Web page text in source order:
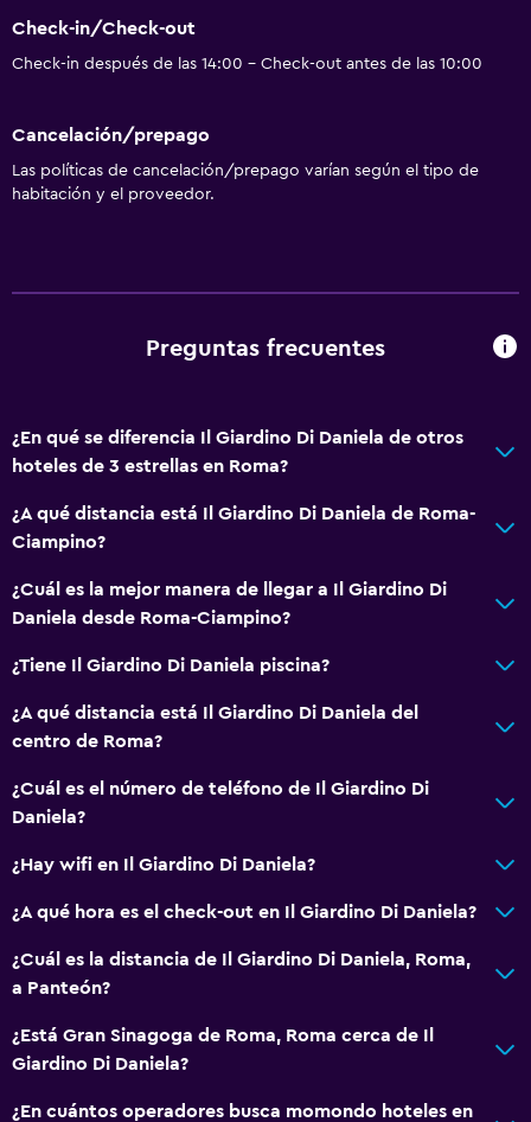
Check-in/Check-out
Check-in después de las 14:00 - Check-out antes de las 10:00
Cancelación/prepago
Las políticas de cancelación/prepago varían según el tipo de
habitación y el proveedor.
Preguntas frecuentes
¿En qué se diferencia Il Giardino Di Daniela de otros
hoteles de 3 estrellas en Roma?
¿A qué distancia está Il Giardino Di Daniela de Roma-
Ciampino?
¿Cuál es la mejor manera de llegar a Il Giardino Di
Daniela desde Roma-Ciampino?
¿Tiene Il Giardino Di Daniela piscina?
¿A qué distancia está Il Giardino Di Daniela del
centro de Roma?
¿Cuál es el número de teléfono de Il Giardino Di
Daniela?
¿Hay wifi en Il Giardino Di Daniela?
¿A qué hora es el check-out en Il Giardino Di Daniela?
¿Cuál es la distancia de Il Giardino Di Daniela, Roma,
a Panteón?
¿Está Gran Sinagoga de Roma, Roma cerca de Il
Giardino Di Daniela?
¿En cuántos operadores busca momondo hoteles en